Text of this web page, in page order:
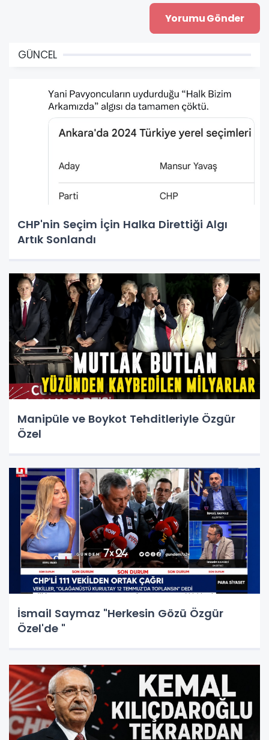
GÜNCEL
CHP'nin Seçim İçin Halka Direttiği Algı
Artık Sonlandı
Manipüle ve Boykot Tehditleriyle Özgür
Özel
İsmail Saymaz "Herkesin Gözü Özgür
Özel'de "